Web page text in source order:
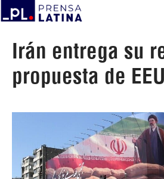
Irán entrega su
propuesta de